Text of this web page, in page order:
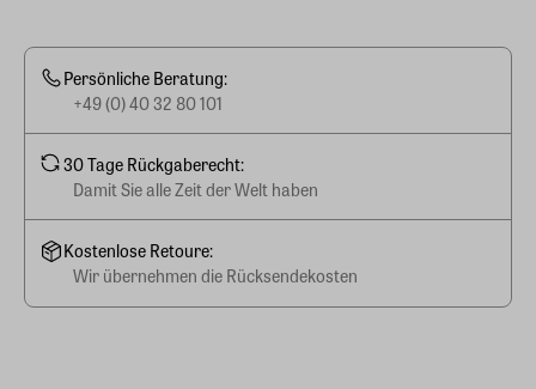
Persönliche Beratung:
+49 (0) 40 32 80 101
30 Tage Rückgaberecht:
Damit Sie alle Zeit der Welt haben
Kostenlose Retoure:
Wir übernehmen die Rücksendekosten